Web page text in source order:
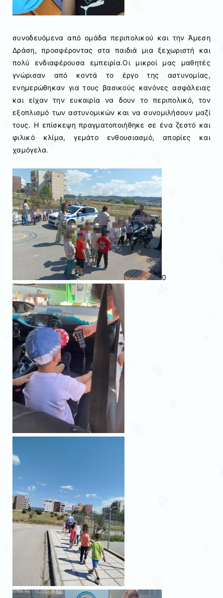
συνοδευόμενα από ομάδα περιπολικού και την Άμεση
Δράση, προσφέροντας στα παιδιά μια ξεχωριστή και
πολύ ενδιαφέρουσα εμπειρία.Οι μικροί μας μαθητές
γνώρισαν από κοντά το έργο της αστυνομίας,
ενημερώθηκαν για τους βασικούς κανόνες ασφάλειας
και είχαν την ευκαιρία να δουν το περιπολικό, τον
εξοπλισμό των αστυνομικών και να συνομιλήσουν μαζί
τους. Η επίσκεψη πραγματοποιήθηκε σε ένα ζεστό και
φιλικό κλίμα, γεμάτο ενθουσιασμό, απορίες και
χαμόγελα.
0